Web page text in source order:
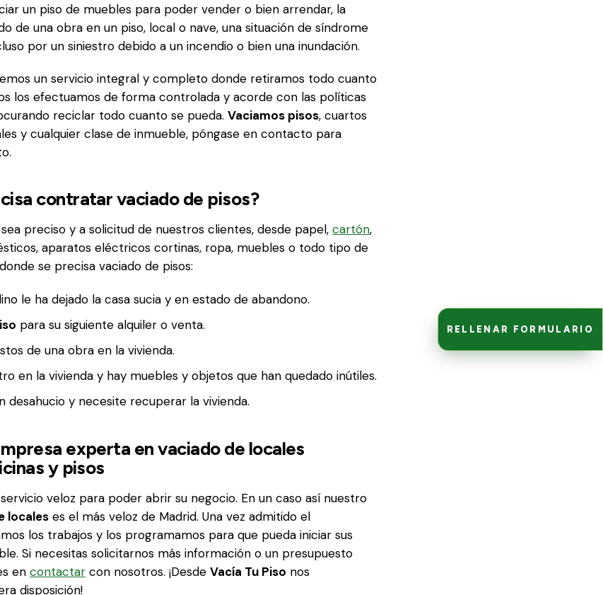
un piso de muebles para poder vender o bien arrendar, la
de una obra en un piso, local o nave, una situación de síndrome
por un siniestro debido a un incendio o bien una inundación.
un servicio integral y completo donde retiramos todo cuanto
los efectuamos de forma controlada y acorde con las políticas
reciclar todo cuanto se pueda. Vaciamos pisos, cuartos
y cualquier clase de inmueble, póngase en contacto para
contratar vaciado de pisos?
preciso y a solicitud de nuestros clientes, desde papel, cartón,
aparatos eléctricos cortinas, ropa, muebles o todo tipo de
se precisa vaciado de pisos:
le ha dejado la casa sucia y en estado de abandono.
para su siguiente alquiler o venta.
de una obra en la vivienda.
en la vivienda y hay muebles y objetos que han quedado inútiles.
desahucio y necesite recuperar la vivienda.
experta en vaciado de locales
y pisos
veloz para poder abrir su negocio. En un caso así nuestro
locales es el más veloz de Madrid. Una vez admitido el
los trabajos y los programamos para que pueda iniciar sus
Si necesitas solicitarnos más información o un presupuesto
en contactar con nosotros. ¡Desde Vacía Tu Piso nos
disposición!
RELLENAR FORMULARIO